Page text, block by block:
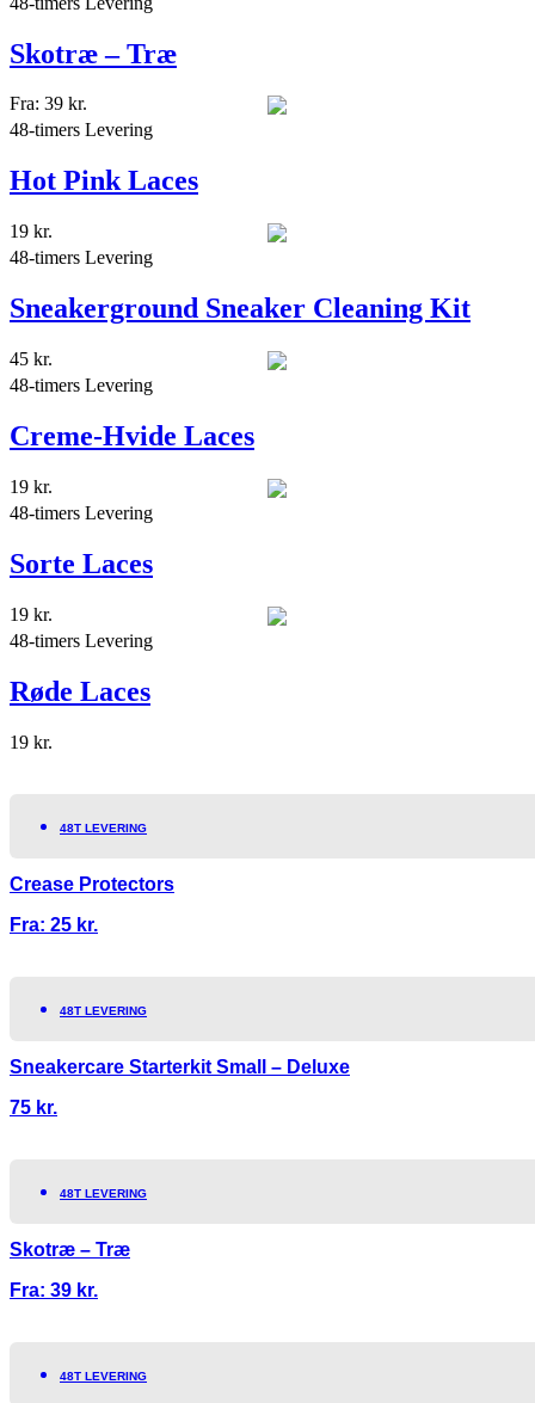
Skotræ – Træ
Fra: 39 kr.
48-timers Levering
Hot Pink Laces
19 kr.
48-timers Levering
Sneakerground Sneaker Cleaning Kit
45 kr.
48-timers Levering
Creme-Hvide Laces
19 kr.
48-timers Levering
Sorte Laces
19 kr.
48-timers Levering
Røde Laces
19 kr.
48T LEVERING
Crease Protectors
Fra: 25 kr.
48T LEVERING
Sneakercare Starterkit Small – Deluxe
75 kr.
48T LEVERING
Skotræ – Træ
Fra: 39 kr.
48T LEVERING